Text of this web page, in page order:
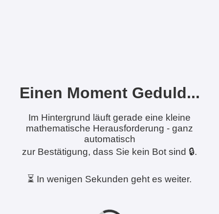
Einen Moment Geduld...
Im Hintergrund läuft gerade eine kleine
mathematische Herausforderung - ganz
automatisch
zur Bestätigung, dass Sie kein Bot sind 🔒.
⏳ In wenigen Sekunden geht es weiter.